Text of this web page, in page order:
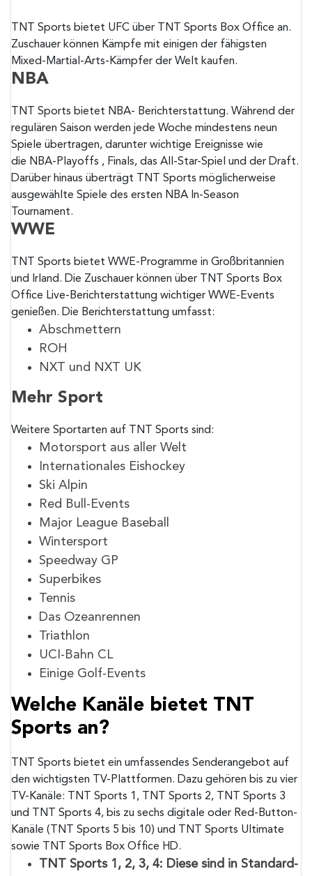
TNT Sports bietet UFC über TNT Sports Box Office an.
Zuschauer können Kämpfe mit einigen der fähigsten
Mixed-Martial-Arts-Kämpfer der Welt kaufen.
NBA
TNT Sports bietet NBA- Berichterstattung. Während der
regulären Saison werden jede Woche mindestens neun
Spiele übertragen, darunter wichtige Ereignisse wie
die NBA-Playoffs , Finals, das All-Star-Spiel und der Draft.
Darüber hinaus überträgt TNT Sports möglicherweise
ausgewählte Spiele des ersten NBA In-Season
Tournament.
WWE
TNT Sports bietet WWE-Programme in Großbritannien
und Irland. Die Zuschauer können über TNT Sports Box
Office Live-Berichterstattung wichtiger WWE-Events
genießen. Die Berichterstattung umfasst:
Abschmettern
ROH
NXT und NXT UK
Mehr Sport
Weitere Sportarten auf TNT Sports sind:
Motorsport aus aller Welt
Internationales Eishockey
Ski Alpin
Red Bull-Events
Major League Baseball
Wintersport
Speedway GP
Superbikes
Tennis
Das Ozeanrennen
Triathlon
UCI-Bahn CL
Einige Golf-Events
Welche Kanäle bietet TNT
Sports an?
TNT Sports bietet ein umfassendes Senderangebot auf
den wichtigsten TV-Plattformen. Dazu gehören bis zu vier
TV-Kanäle: TNT Sports 1, TNT Sports 2, TNT Sports 3
und TNT Sports 4, bis zu sechs digitale oder Red-Button-
Kanäle (TNT Sports 5 bis 10) und TNT Sports Ultimate
sowie TNT Sports Box Office HD.
TNT Sports 1, 2, 3, 4: Diese sind in Standard-